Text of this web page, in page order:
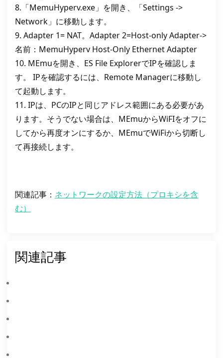
8.「MemuHyperv.exe」を開き、「Settings ->
Network」に移動します。
9. Adapter 1= NAT。Adapter 2=Host-only Adapter->
名前：MemuHyperv Host-Only Ethernet Adapter
10. MEmuを開き、ES File ExplorerでIPを確認しま
す。 IPを確認するには、Remote Managerに移動し
て起動します。
11. IPは、PCのIPと同じアドレス範囲にある必要があ
ります。そうでない場合は、MEmuからWiFIをオフに
してから再度オンにするか、MEmuでWiFiから切断し
て再接続します。
関連記事： ネットワークの設定方法（プロキシを含
む）
関連記事